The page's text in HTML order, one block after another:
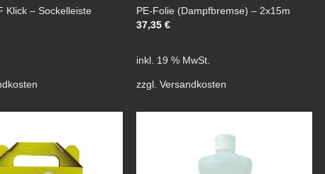
Klick – Sockelleiste
PE-Folie (Dampfbremse) – 2x15m
37,35€
inkl. 19 % MwSt.
zzgl.Versandkosten